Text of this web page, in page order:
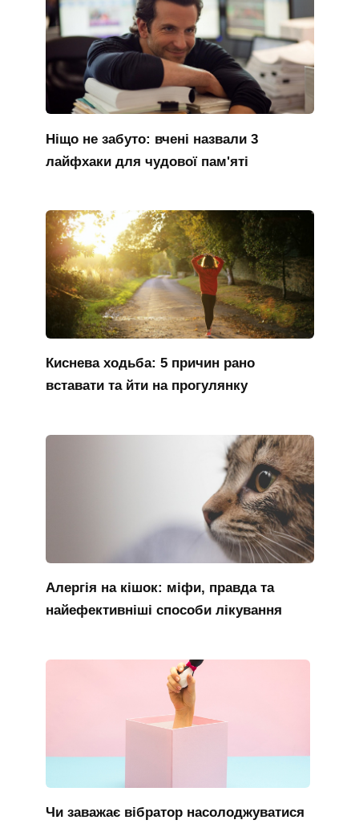
Ніщо не забуто: вчені назвали 3
лайфхаки для чудової пам'яті
Киснева ходьба: 5 причин рано
вставати та йти на прогулянку
Алергія на кішок: міфи, правда та
найефективніші способи лікування
Чи заважає вібратор насолоджуватися